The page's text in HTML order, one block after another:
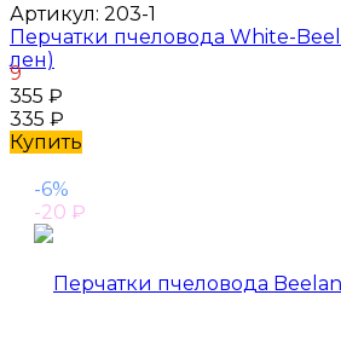
Артикул: 203-1
Перчатки пчеловода White-
лен)
9
355 ₽
335 ₽
Купить
-6%
-20 ₽